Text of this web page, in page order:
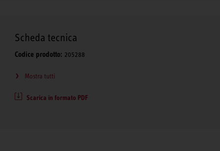
Scheda tecnica
Codice prodotto: 205288
Mostra tutti
Scarica in formato PDF